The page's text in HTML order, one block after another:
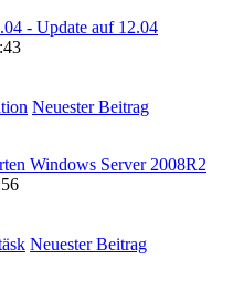
- Update auf 12.04
Neuester Beitrag
Windows Server 2008R2
Neuester Beitrag